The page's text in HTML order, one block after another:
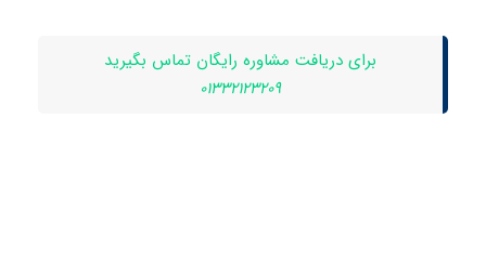
برای دریافت مشاوره رایگان تماس بگیرید
01332123209